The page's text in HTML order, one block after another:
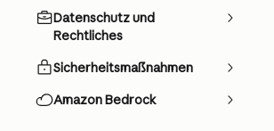
Datenschutz und
Rechtliches
Sicherheitsmaßnahmen
Amazon Bedrock